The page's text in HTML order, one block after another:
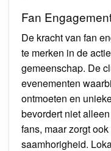
Fan
De kracht van fan
te merken in de
gemeenschap. De
evenementen
ontmoeten en
bevordert niet
fans, maar zorgt
saamhorigheid.